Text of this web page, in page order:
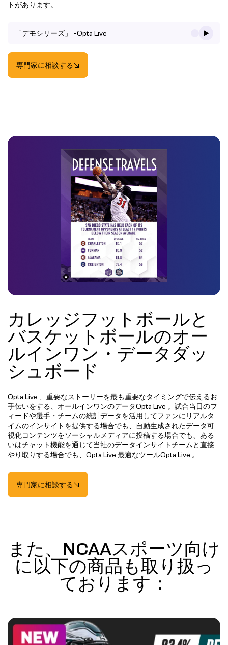
トがあります。
「デモシリーズ」 -Opta Live
専門家に相談する
カレッジフットボールと
バスケットボールのオー
ルインワン・データダッ
シュボード
Opta Live 、重要なストーリーを最も重要なタイミングで伝えるお
手伝いをする、オールインワンのデータOpta Live 。試合当日のフ
ィードや選手・チームの統計データを活用してファンにリアルタ
イムのインサイトを提供する場合でも、自動生成されたデータ可
視化コンテンツをソーシャルメディアに投稿する場合でも、ある
いはチャット機能を通じて当社のデータインサイトチームと直接
やり取りする場合でも、Opta Live 最適なツールOpta Live 。
専門家に相談する
また、NCAAスポーツ向け
に以下の商品も取り扱っ
ております：